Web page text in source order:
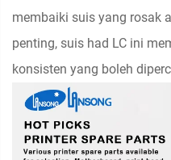
membaiki suis yang rosak
penting, suis had LC ini
konsisten yang boleh